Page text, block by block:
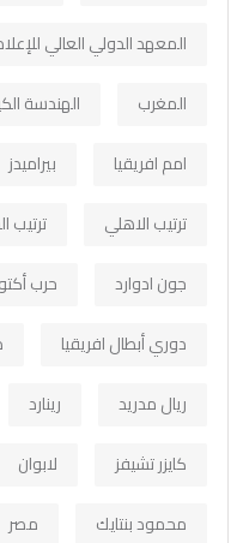
المعهد الدولي العالي
المغرب
الهندسة
امم افريقيا
بيراميدز
ترتيب الاهلي
ترتيب
جون ادوارد
حرب
دوري أبطال افريقيا
ريال مدريد
رينارد
كايزر تشيفز
لابوان
محمود بنتايك
مصر